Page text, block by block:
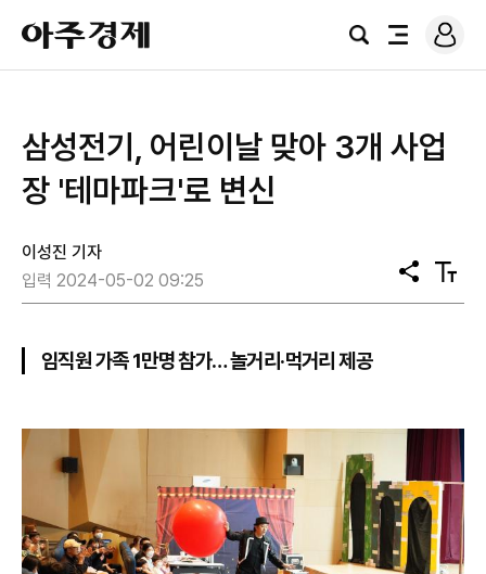
아
주
경
검
전
로
그
삼성전기, 어린이날 맞아 3개 사업
장 '테마파크'로 변신
이성진 기자
입력 2024-05-02 09:25
공
유
텍
스
임직원 가족 1만명 참가… 놀거리·먹거리 제공